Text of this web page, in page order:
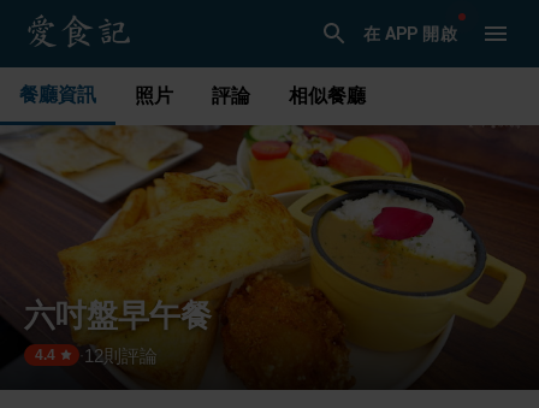
在 APP 開啟
餐廳資訊 照片 評論 相似餐廳
六吋盤早午餐
4.4 · 12則評論